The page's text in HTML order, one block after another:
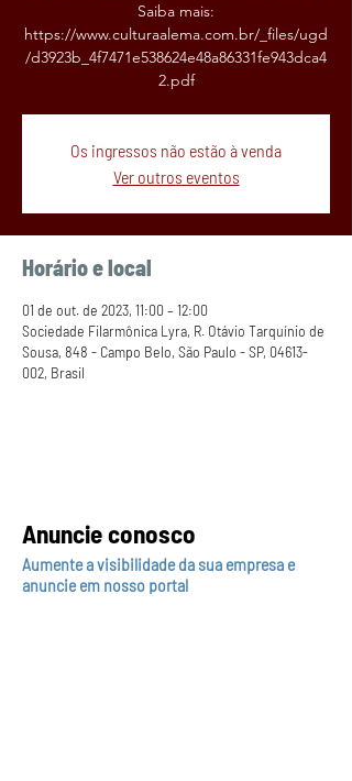
Saiba mais:
https://www.culturaalema.com.br/_files/ugd
/d3923b_4f7471e538624e48a86331fe943dca4
2.pdf
Os ingressos não estão à venda
Ver outros eventos
Horário e local
01 de out. de 2023, 11:00 – 12:00
Sociedade Filarmônica Lyra, R. Otávio Tarquínio de
Sousa, 848 - Campo Belo, São Paulo - SP, 04613-
002, Brasil
Anuncie conosco
Aumente a visibilidade da sua empresa e
anuncie em nosso portal